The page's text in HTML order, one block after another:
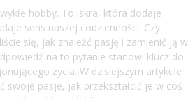
hobby. To iskra, która dodaje
sens naszej codzienności. Czy
się, jak znaleźć pasję i zamienić ją w
na to pytanie stanowi klucz do
życia. W dzisiejszym artykule
swoje pasje, jak przekształcić je w coś